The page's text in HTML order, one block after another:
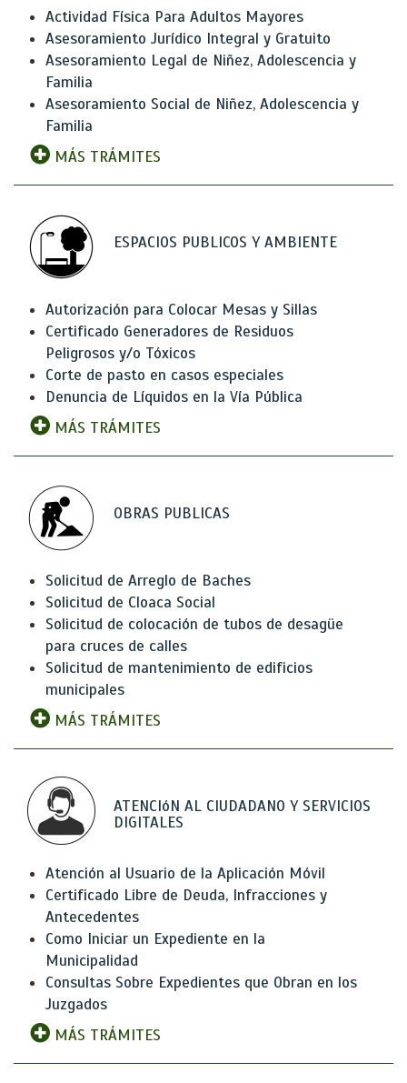
Actividad Física Para Adultos Mayores
Asesoramiento Jurídico Integral y Gratuito
Asesoramiento Legal de Niñez, Adolescencia y
Familia
Asesoramiento Social de Niñez, Adolescencia y
Familia
MÁS TRÁMITES
ESPACIOS PUBLICOS Y AMBIENTE
Autorización para Colocar Mesas y Sillas
Certificado Generadores de Residuos
Peligrosos y/o Tóxicos
Corte de pasto en casos especiales
Denuncia de Líquidos en la Vía Pública
MÁS TRÁMITES
OBRAS PUBLICAS
Solicitud de Arreglo de Baches
Solicitud de Cloaca Social
Solicitud de colocación de tubos de desagüe
para cruces de calles
Solicitud de mantenimiento de edificios
municipales
MÁS TRÁMITES
ATENCIóN AL CIUDADANO Y SERVICIOS
DIGITALES
Atención al Usuario de la Aplicación Móvil
Certificado Libre de Deuda, Infracciones y
Antecedentes
Como Iniciar un Expediente en la
Municipalidad
Consultas Sobre Expedientes que Obran en los
Juzgados
MÁS TRÁMITES